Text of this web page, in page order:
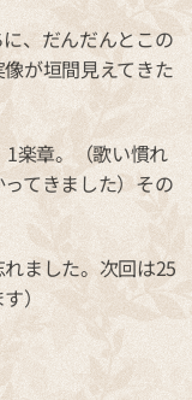
、だんだんとこの
が垣間見えてきた
楽章。（歌い慣れ
てきました）その
ました。次回は25
）